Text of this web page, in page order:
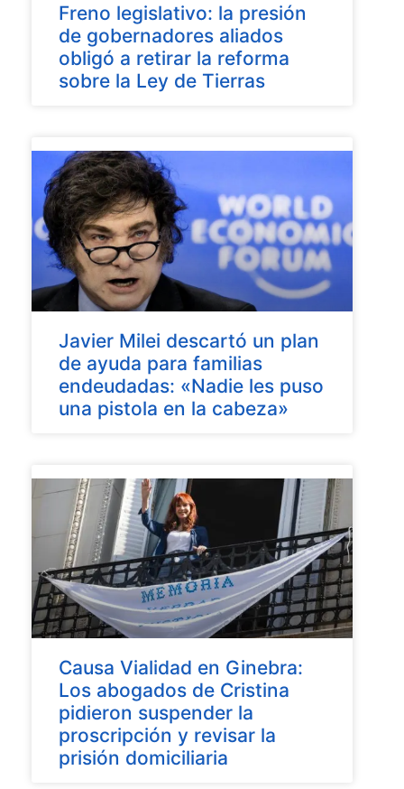
Freno legislativo: la presión
de gobernadores aliados
obligó a retirar la reforma
sobre la Ley de Tierras
Javier Milei descartó un plan
de ayuda para familias
endeudadas: «Nadie les puso
una pistola en la cabeza»
Causa Vialidad en Ginebra:
Los abogados de Cristina
pidieron suspender la
proscripción y revisar la
prisión domiciliaria